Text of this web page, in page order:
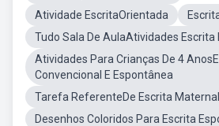
Atividade EscritaOrientada
Tudo Sala De AulaAtividades Escrita
Atividades Para Crianças De 4
Convencional E Espontânea
Tarefa ReferenteDe Escrita Maternal
Desenhos Coloridos Para Escrita